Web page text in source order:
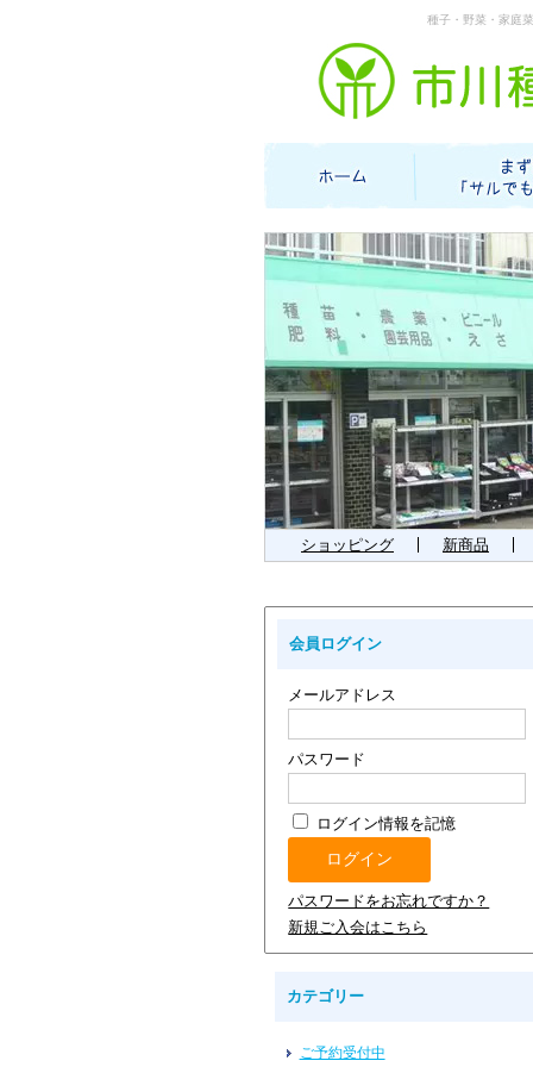
種子・野菜・家庭
ショッピング 新商品
会員ログイン
メールアドレス
パスワード
ログイン情報を記憶
パスワードをお忘れですか？
新規ご入会はこちら
カテゴリー
ご予約受付中